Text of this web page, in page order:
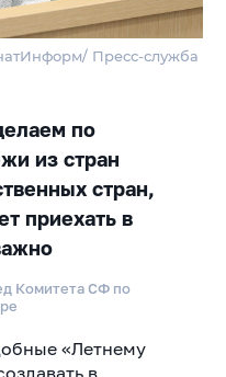
Пресс-служба
по
из стран
стран,
приехать в
Комитета СФ по
«Летнему
в